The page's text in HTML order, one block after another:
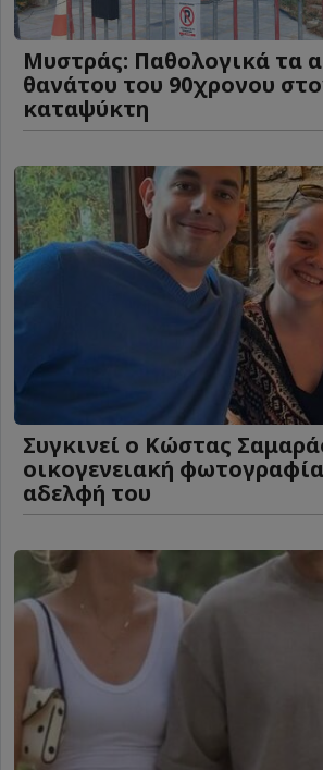
Μυστράς: Παθολογικά τα
θανάτου του 90χρονου
καταψύκτη
Συγκινεί ο Κώστας
οικογενειακή
αδελφή του